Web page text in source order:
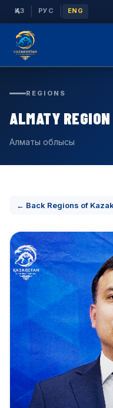
ҚАЗ РУС ENG
REGIONS
ALMATY REGION
Алматы облысы
← Back Regions of